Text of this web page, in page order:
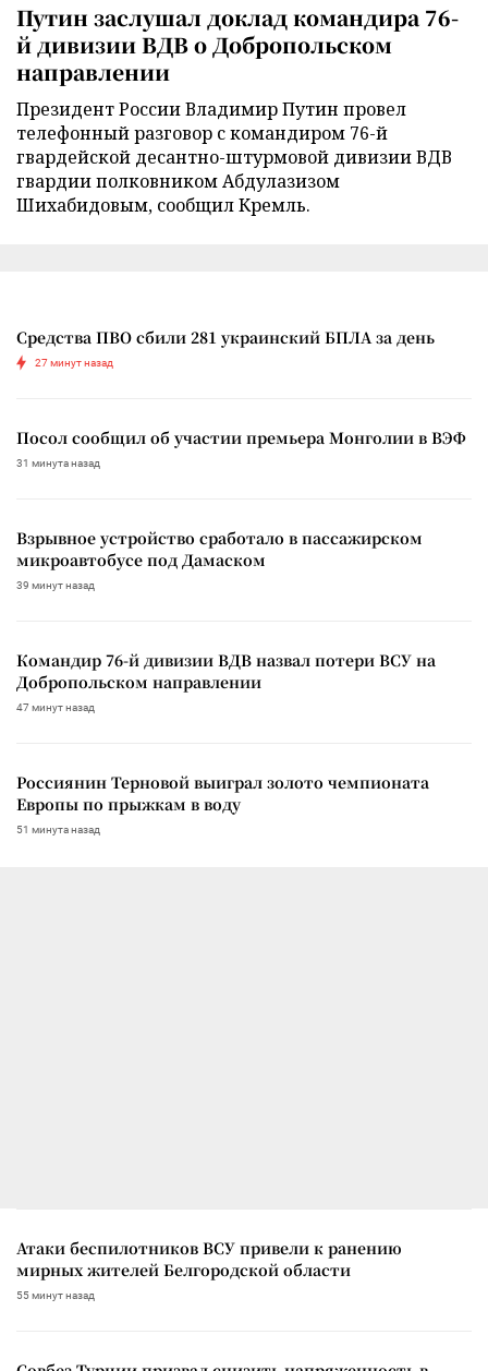
Путин заслушал доклад командира 76-
й дивизии ВДВ о Добропольском
направлении
Президент России Владимир Путин провел
телефонный разговор с командиром 76-й
гвардейской десантно-штурмовой дивизии ВДВ
гвардии полковником Абдулазизом
Шихабидовым, сообщил Кремль.
Средства ПВО сбили 281 украинский БПЛА за день
27 минут назад
Посол сообщил об участии премьера Монголии в ВЭФ
31 минута назад
Взрывное устройство сработало в пассажирском
микроавтобусе под Дамаском
39 минут назад
Командир 76-й дивизии ВДВ назвал потери ВСУ на
Добропольском направлении
47 минут назад
Россиянин Терновой выиграл золото чемпионата
Европы по прыжкам в воду
51 минута назад
Атаки беспилотников ВСУ привели к ранению
мирных жителей Белгородской области
55 минут назад